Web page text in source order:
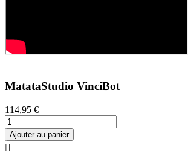
MatataStudio VinciBot
114,95 €
Ajouter au panier
